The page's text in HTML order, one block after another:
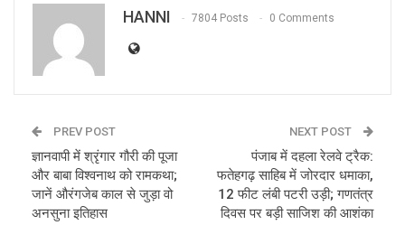
HANNI 7804 Posts 0 Comments
PREV POST
ज्ञानवापी में श्रृंगार गौरी की पूजा
और बाबा विश्वनाथ को रामकथा;
जानें औरंगजेब काल से जुड़ा वो
अनसुना इतिहास
NEXT POST
पंजाब में दहला रेलवे ट्रैक:
फतेहगढ़ साहिब में जोरदार धमाका,
12 फीट लंबी पटरी उड़ी; गणतंत्र
दिवस पर बड़ी साजिश की आशंका